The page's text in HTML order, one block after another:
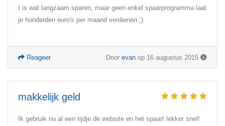
t is wat langzaam sparen, maar geen enkel spaarprogramma laat
je honderden euro's per maand verdienen ;)
Door evan op 16 augustus 2015
Reageer
makkelijk geld
Ik gebruik nu al een tijdje de website en het spaart lekker snel!